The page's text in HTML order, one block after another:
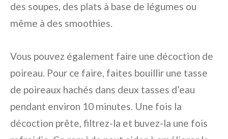
des soupes, des plats à base de légumes ou
même à des smoothies.
Vous pouvez également faire une décoction de
poireau. Pour ce faire, faites bouillir une tasse
de poireaux hachés dans deux tasses d’eau
pendant environ 10 minutes. Une fois la
décoction prête, filtrez-la et buvez-la une fois